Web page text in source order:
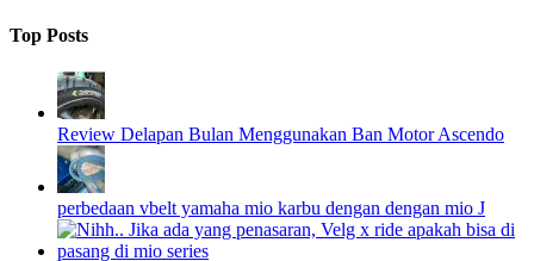
Top Posts
Review Delapan Bulan Menggunakan Ban Motor Ascendo
perbedaan vbelt yamaha mio karbu dengan dengan mio J